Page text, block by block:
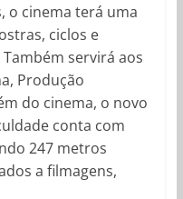
o cinema terá uma
ciclos e
servirá aos
Produção
do cinema, o novo
conta com
247 metros
a filmagens,